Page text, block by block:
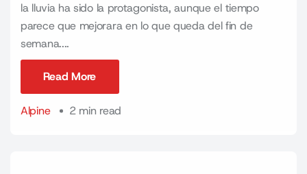
la lluvia ha sido la protagonista, aunque el tiempo
parece que mejorara en lo que queda del fin de
semana....
Read More
Alpine
2 min read